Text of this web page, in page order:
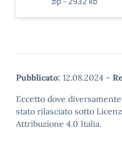
Pubblicato: 12.08.2024 -
Eccetto dove
stato rilasciato sotto
Attribuzione 4.0 Italia.